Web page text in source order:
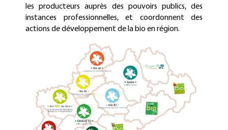
les producteurs auprès des pouvoirs publics, des
instances professionnelles, et coordonnent des
actions de développement de la bio en région.